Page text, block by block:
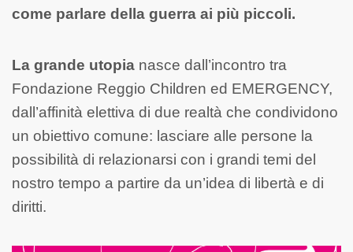
come parlare della guerra ai più piccoli.
La grande utopia nasce dall’incontro tra
Fondazione Reggio Children ed EMERGENCY,
dall’affinità elettiva di due realtà che condividono
un obiettivo comune: lasciare alle persone la
possibilità di relazionarsi con i grandi temi del
nostro tempo a partire da un’idea di libertà e di
diritti.